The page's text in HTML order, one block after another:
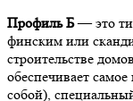
Профиль Б— это
финским или
строительстве
обеспечивает
собой),